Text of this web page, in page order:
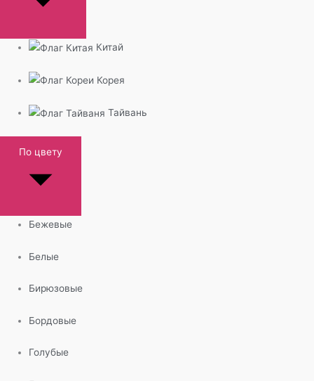
Китай
Корея
Тайвань
По цвету
Бежевые
Белые
Бирюзовые
Бордовые
Голубые